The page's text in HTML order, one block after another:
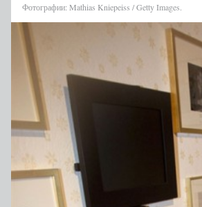
Фотографии: Mathias Kniepeiss / Getty Images.